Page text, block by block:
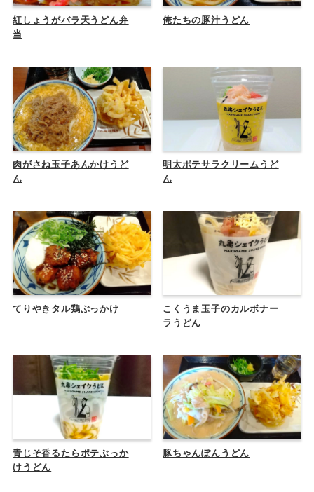
紅しょうがバラ天うどん弁
当
俺たちの豚汁うどん
肉がさね玉子あんかけうど
ん
明太ポテサラクリームうど
ん
てりやきタル鶏ぶっかけ
こくうま玉子のカルボナー
ラうどん
青じそ香るたらポテぶっか
けうどん
豚ちゃんぽんうどん